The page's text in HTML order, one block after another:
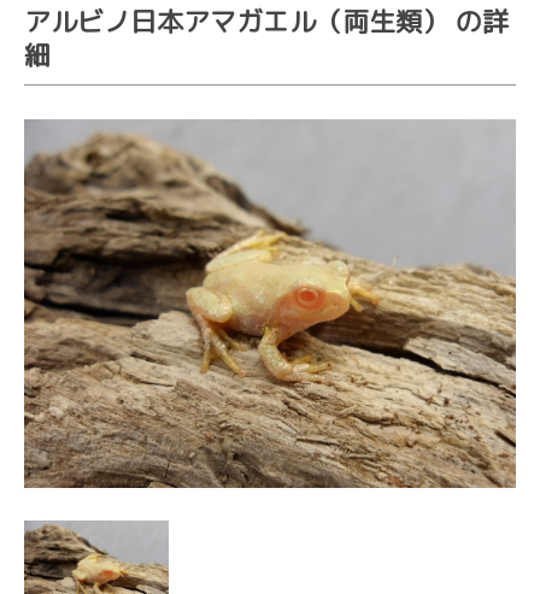
アルビノ日本アマガエル（両生類） の詳
細